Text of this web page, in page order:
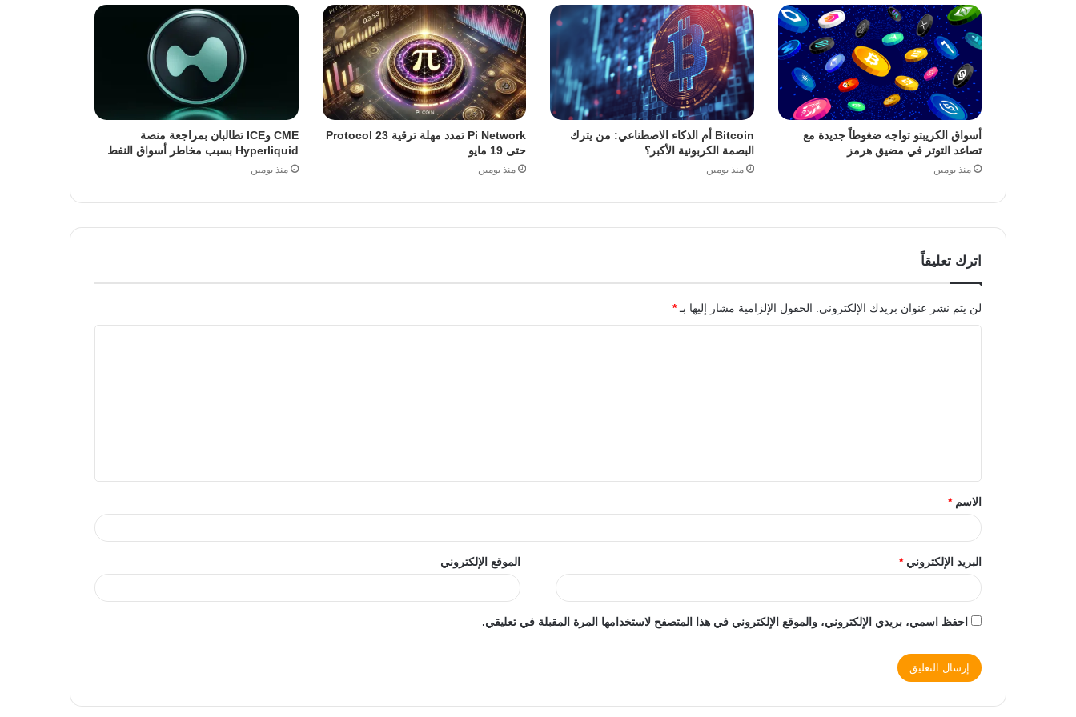
أسواق الكريبتو تواجه ضغوطاً جديدة مع
تصاعد التوتر في مضيق هرمز
منذ يومين
Bitcoin أم الذكاء الاصطناعي: من يترك
البصمة الكربونية الأكبر؟
منذ يومين
Pi Network تمدد مهلة ترقية Protocol 23
حتى 19 مايو
منذ يومين
CME وICE تطالبان بمراجعة منصة
Hyperliquid بسبب مخاطر أسواق النفط
منذ يومين
اترك تعليقاً
لن يتم نشر عنوان بريدك الإلكتروني. الحقول الإلزامية مشار إليها بـ*
الاسم*
البريد الإلكتروني* الموقع الإلكتروني
احفظ اسمي، بريدي الإلكتروني، والموقع الإلكتروني في هذا المتصفح لاستخدامها المرة المقبلة في تعليقي.